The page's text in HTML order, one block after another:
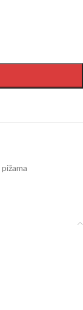
pižama